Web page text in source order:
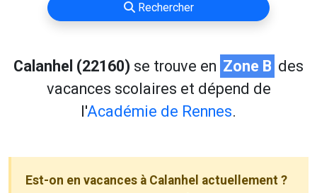
Rechercher
Calanhel (22160) se trouve en Zone B des
vacances scolaires et dépend de
l'Académie de Rennes.
Est-on en vacances à Calanhel actuellement ?